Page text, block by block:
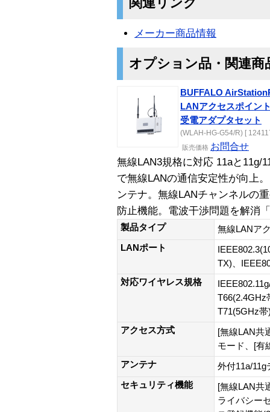
メーカー商品情報
オプション品・関連商
BUFFALO
LANアクセスポイン
受電アダプタセット
(WLAH-HG-G54/R) [
販売価格 お問合せ
無線LAN3規格に対応 11aと11g/
で無線LANの通信安定性が向上
ンテナ。無線LANチャンネルの
防止機能。電波干渉問題を解消
製品タイプ
無線LANア
LANポート
TX)、
対応ワイヤレス規格
T66(2.4GHz
T71(5GHz帯
アクセス方式
[無線LAN共
モード、[有
アンテナ
外付11a/
セキュリティ機能
[無線LAN共
ライバシー